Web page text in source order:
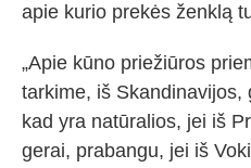
apie kurio prekės ženklą
„Apie kūno priežiūros
tarkime, iš Skandinavijos,
kad yra natūralios, jei iš
gerai, prabangu, jei iš